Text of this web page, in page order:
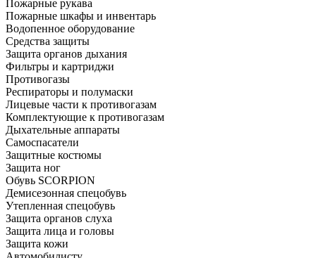
Пожарные рукава
Пожарные шкафы и инвентарь
Водопенное оборудование
Средства защиты
Защита органов дыхания
Фильтры и картриджи
Противогазы
Респираторы и полумаски
Лицевые части к противогазам
Комплектующие к противогазам
Дыхательные аппараты
Самоспасатели
Защитные костюмы
Защита ног
Обувь SCORPION
Демисезонная спецобувь
Утепленная спецобувь
Защита органов слуха
Защита лица и головы
Защита кожи